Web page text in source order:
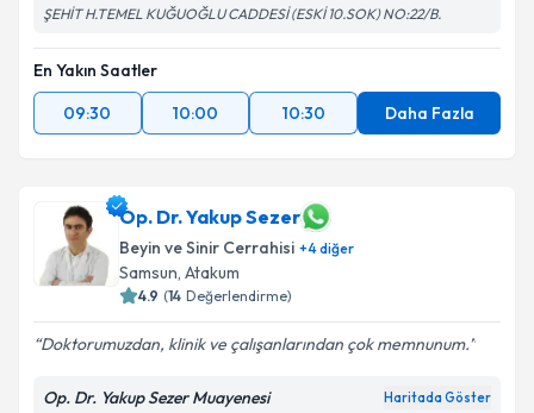
ŞEHİT H.TEMEL KUĞUOĞLU CADDESİ (ESKİ 10.SOK) NO:22/B.
En Yakın Saatler
09:30
10:00 10:30 Daha Fazla
Op. Dr. Yakup Sezer
Beyin ve Sinir Cerrahisi +4diğer
Samsun, Atakum
4.9 (14 Değerlendirme)
Doktorumuzdan, klinik ve çalışanlarından çok memnunum.
Op. Dr. Yakup Sezer Muayenesi Haritada Göster